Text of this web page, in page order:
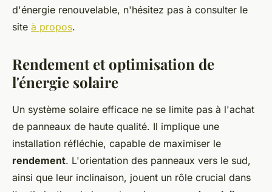
d'énergie renouvelable, n'hésitez pas à consulter le
site à propos.
Rendement et optimisation de
l'énergie solaire
Un système solaire efficace ne se limite pas à l'achat
de panneaux de haute qualité. Il implique une
installation réfléchie, capable de maximiser le
rendement. L'orientation des panneaux vers le sud,
ainsi que leur inclinaison, jouent un rôle crucial dans